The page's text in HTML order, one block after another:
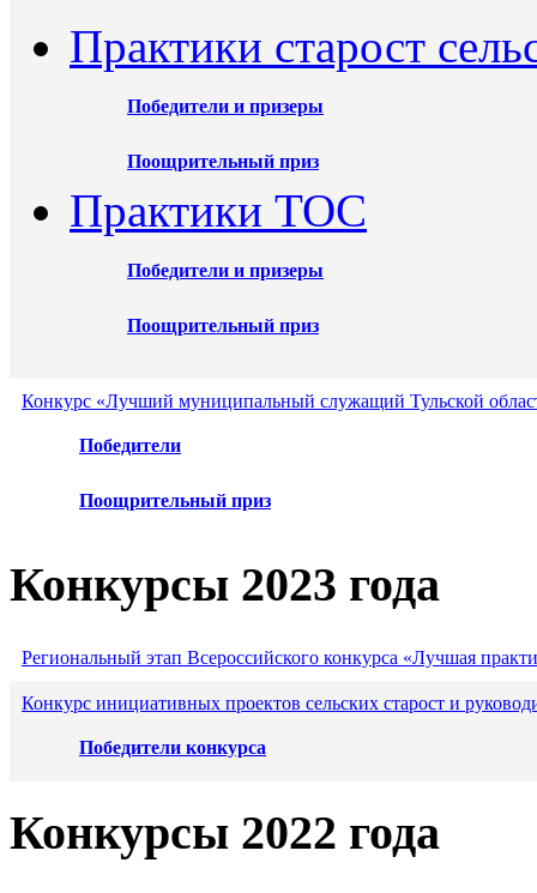
Практики старост
Победители и призеры
Поощрительный приз
Практики ТОС
Победители и призеры
Поощрительный приз
Конкурс «Лучший муниципальный служащий Тульской
Победители
Поощрительный приз
Конкурсы 2023 года
Региональный этап Всероссийского конкурса «Лучшая
Конкурс инициативных проектов сельских старост и
Победители конкурса
Конкурсы 2022 года